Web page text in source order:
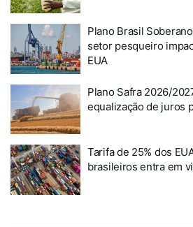
Plano Brasil
setor pesqueiro
EUA
Plano Safra 2026/
equalização de juros
Tarifa de 25% dos
brasileiros entra em